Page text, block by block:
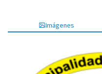
Imágenes